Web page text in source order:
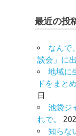
最近の投
なんで
談会」に
地域に
ドをまと
日
池袋ジ
れで。
知らな